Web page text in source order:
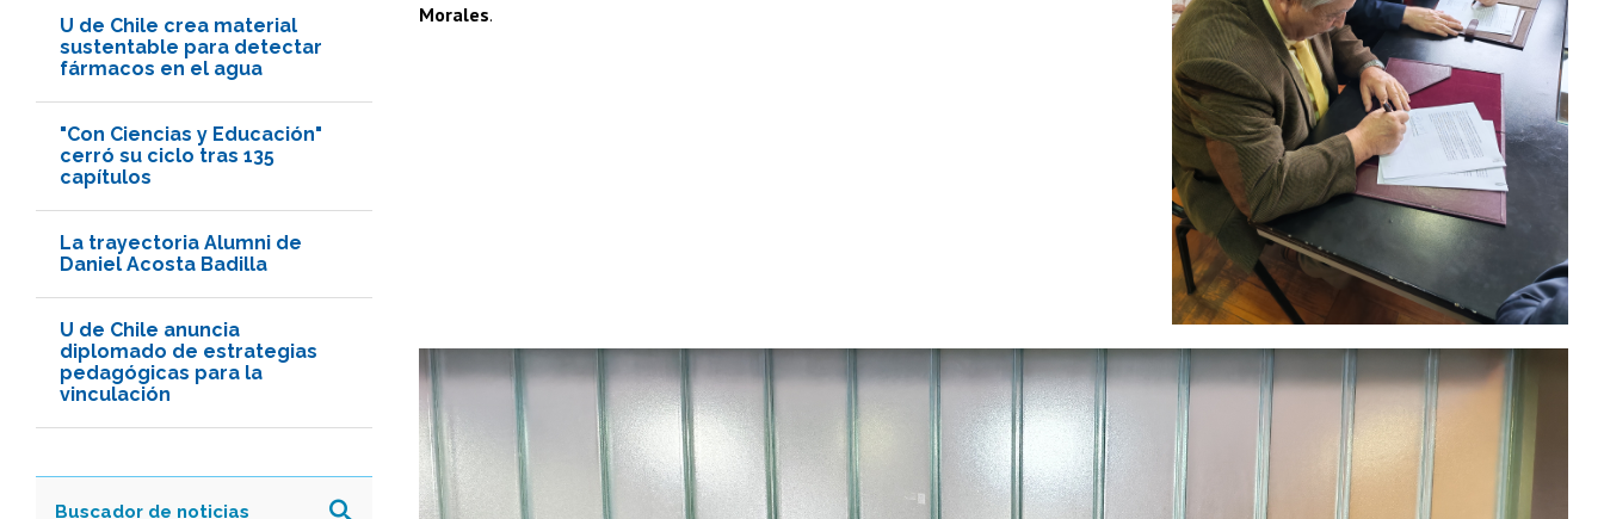
U de Chile crea material
sustentable para detectar
fármacos en el agua
"Con Ciencias y Educación"
cerró su ciclo tras 135
capítulos
La trayectoria Alumni de
Daniel Acosta Badilla
U de Chile anuncia
diplomado de estrategias
pedagógicas para la
vinculación
Morales.